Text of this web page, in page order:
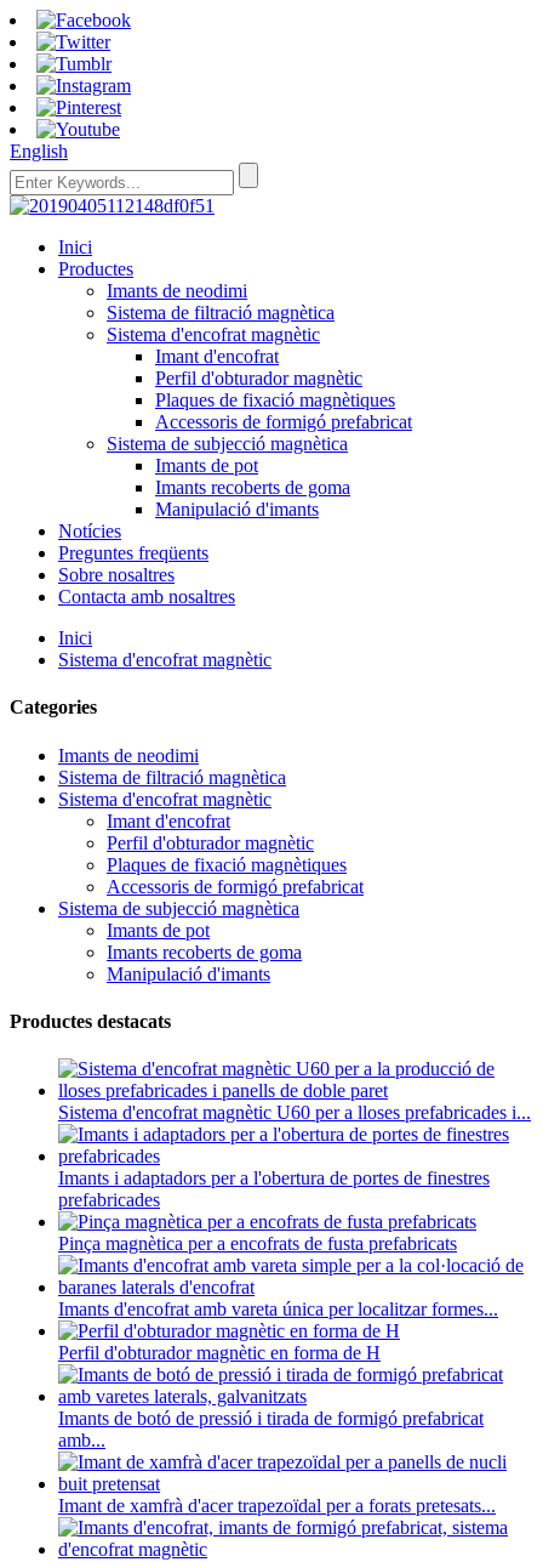
English
Inici
Productes
Imants de neodimi
Sistema de filtració magnètica
Sistema d'encofrat magnètic
Imant d'encofrat
Perfil d'obturador magnètic
Plaques de fixació magnètiques
Accessoris de formigó prefabricat
Sistema de subjecció magnètica
Imants de pot
Imants recoberts de goma
Manipulació d'imants
Notícies
Preguntes freqüents
Sobre nosaltres
Contacta amb nosaltres
Inici
Sistema d'encofrat magnètic
Categories
Imants de neodimi
Sistema de filtració magnètica
Sistema d'encofrat magnètic
Imant d'encofrat
Perfil d'obturador magnètic
Plaques de fixació magnètiques
Accessoris de formigó prefabricat
Sistema de subjecció magnètica
Imants de pot
Imants recoberts de goma
Manipulació d'imants
Productes destacats
Sistema d'encofrat magnètic U60 per a lloses prefabricades i...
Imants i adaptadors per a l'obertura de portes de finestres
prefabricades
Pinça magnètica per a encofrats de fusta prefabricats
Imants d'encofrat amb vareta única per localitzar formes...
Perfil d'obturador magnètic en forma de H
Imants de botó de pressió i tirada de formigó prefabricat
amb...
Imant de xamfrà d'acer trapezoïdal per a forats pretesats...